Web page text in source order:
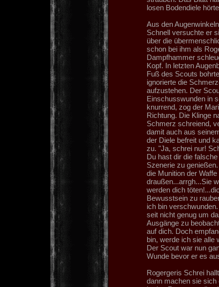
losen Bodendiele
Aus den
Schnell versuchte er
über die
schon bei ihm als
Dampfhammer
Kopf. In letzten
Fuß des Scouts
ignorierte die
aufzustehen. Der
Einschusswunden in
knurrend, zog der
Richtung. Die Klinge
Schmerz schreiend,
damit auch aus
der Diele befreit und
zu. "Ja, schrei nur!
Du hast dir die
Szenerie zu
die Munition der
draußen...arrgh...Sie
werden dich
Bewusstsein zu
ich bin
seit nicht genug um
Ausgänge zu
auf dich. Doch
bin, werde ich sie alle
Der Scout war nun
Wunde bevor er es
Rogergeris Schrei
dann machen sie sich